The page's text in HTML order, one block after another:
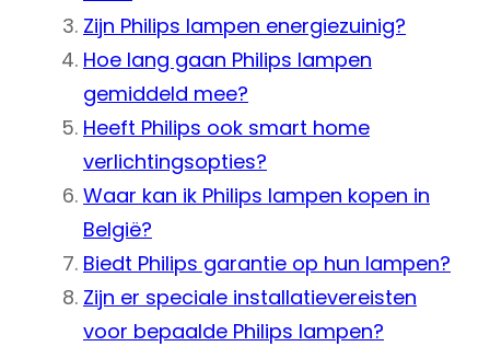
Zijn Philips lampen energiezuinig?
Hoe lang gaan Philips lampen
gemiddeld mee?
Heeft Philips ook smart home
verlichtingsopties?
Waar kan ik Philips lampen kopen in
België?
Biedt Philips garantie op hun lampen?
Zijn er speciale installatievereisten
voor bepaalde Philips lampen?